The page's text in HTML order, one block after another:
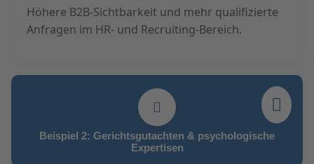
Höhere B2B-Sichtbarkeit und mehr qualifizierte
Anfragen im HR- und Recruiting-Bereich.
Beispiel 2: Gerichtsgutachten & psychologische
Expertisen